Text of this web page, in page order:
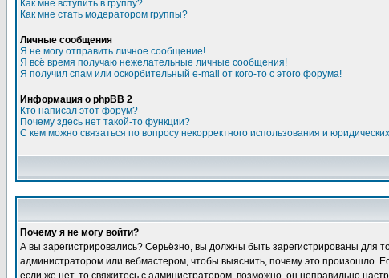
Как мне вступить в группу?
Как мне стать модератором группы?
Личные сообщения
Я не могу отправить личное сообщение!
Я всё время получаю нежелательные личные сообщения!
Я получил спам или оскорбительный e-mail от кого-то с этого форума!
Информация о phpBB 2
Кто написал этот форум?
Почему здесь нет такой-то функции?
С кем можно связаться по вопросу некорректного использования и
Почему я не могу войти?
А вы зарегистрировались? Серьёзно, вы должны быть зарегистрированы для
администратором или вебмастером, чтобы выяснить, почему это произошло.
если же нет, то свяжитесь с администратором, возможно, он неправильно